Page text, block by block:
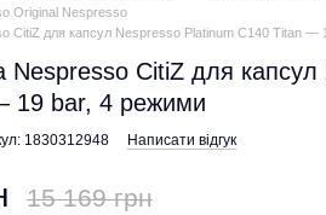
Original Nespresso
CitiZ для капсул Nespresso Platinum C140 Titan —
CitiZ для капсул
19 bar, 4 режими
1830312948 Написати відгук
15 169 грн